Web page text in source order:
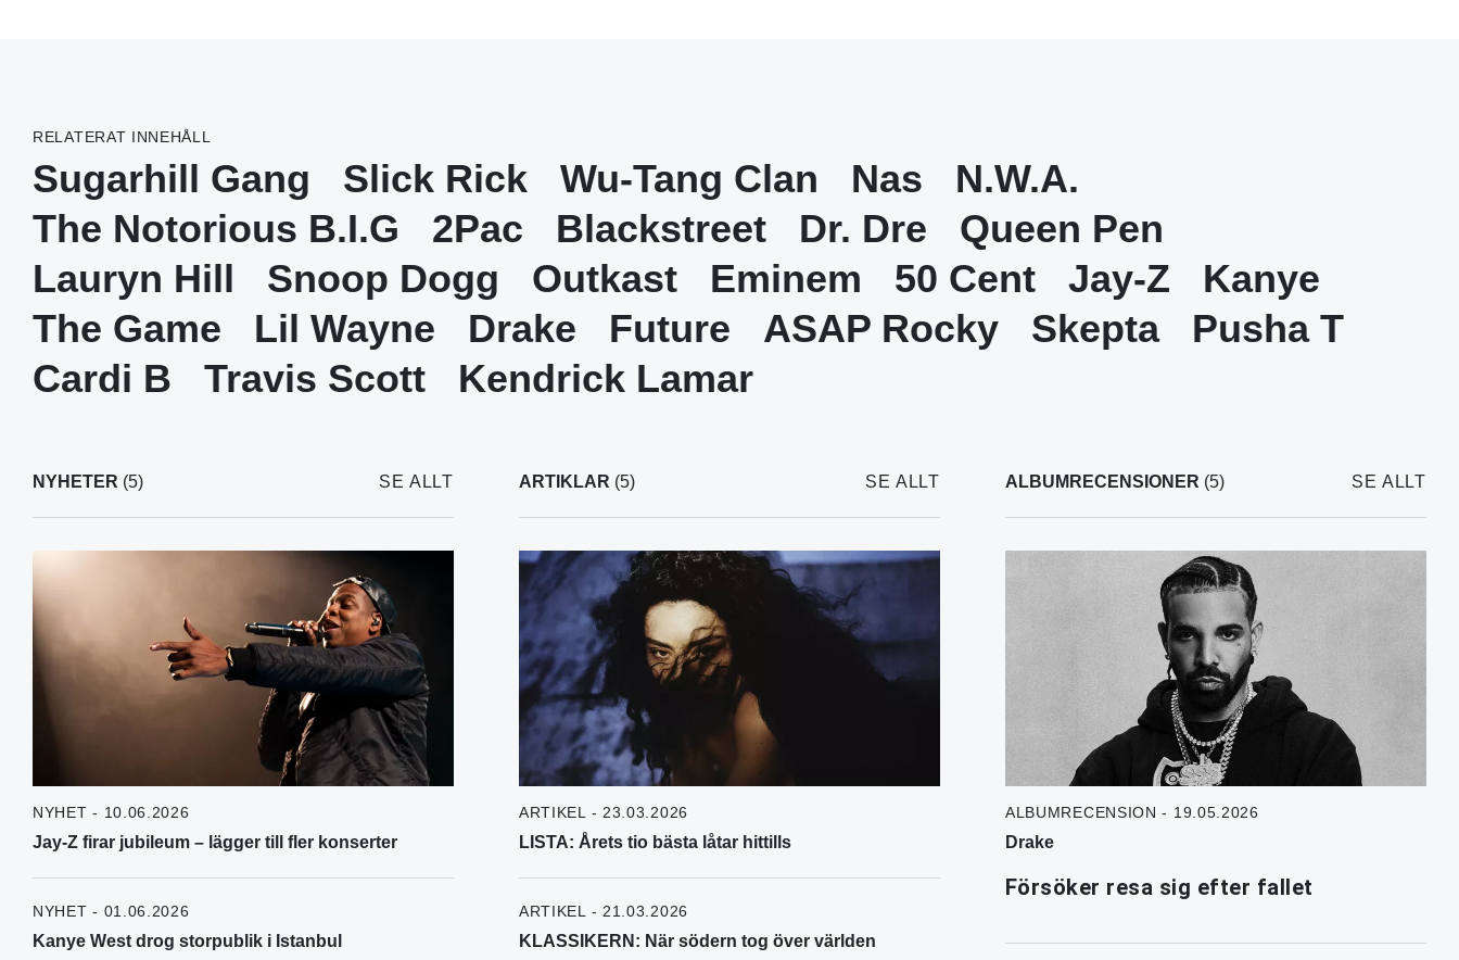
RELATERAT INNEHÅLL
Sugarhill Gang Slick Rick Wu-Tang Clan Nas
N.W.A.
The Notorious B.I.G
2Pac Blackstreet Dr. Dre
Queen Pen
Lauryn Hill
Snoop Dogg Outkast Eminem 50 Cent Jay-Z
Kanye
The Game
Lil Wayne Drake Future ASAP Rocky Skepta
Pusha T
Cardi B
Travis Scott Kendrick Lamar
NYHETER (5) SE ALLT
NYHET - 10.06.2026
Jay-Z firar jubileum – lägger till fler konserter
NYHET - 01.06.2026
Kanye West drog storpublik i Istanbul
ARTIKLAR (5) SE ALLT
ARTIKEL - 23.03.2026
LISTA: Årets tio bästa låtar hittills
ARTIKEL - 21.03.2026
KLASSIKERN: När södern tog över världen
ALBUMRECENSIONER (5) SE ALLT
ALBUMRECENSION - 19.05.2026
Drake
Försöker resa sig efter fallet